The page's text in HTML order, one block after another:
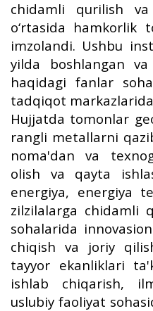
chidamli qurilish
o‘rtasida hamkorlik
imzolandi. Ushbu
yilda boshlangan
haqidagi fanlar
tadqiqot
Hujjatda tomonlar
rangli metallarni
noma'dan va
olish va qayta
energiya, energiya
zilzilalarga chidamli
sohalarida
chiqish va joriy
tayyor ekanliklari
ishlab chiqarish,
uslubiy faoliyat